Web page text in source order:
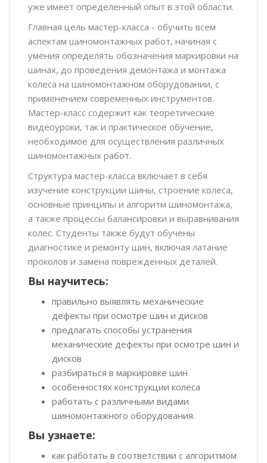
уже имеет определенный опыт в этой области.
Главная цель мастер-класса - обучить всем
аспектам шиномонтажных работ, начиная с
умения определять обозначения маркировки на
шинах, до проведения демонтажа и монтажа
колеса на шиномонтажном оборудовании, с
применением современных инструментов.
Мастер-класс содержит как теоретические
видеоуроки, так и практическое обучение,
необходимое для осуществления различных
шиномонтажных работ.
Структура мастер-класса включает в себя
изучение конструкции шины, строение колеса,
основные принципы и алгоритм шиномонтажа,
а также процессы балансировки и выравнивания
колес. Студенты также будут обучены
диагностике и ремонту шин, включая латание
проколов и замена поврежденных деталей.
Вы научитесь:
правильно выявлять механические
дефекты при осмотре шин и дисков
предлагать способы устранения
механические дефекты при осмотре шин и
дисков
разбираться в маркировке шин
особенностях конструкции колеса
работать с различными видами
шиномонтажного оборудования.
Вы узнаете:
как работать в соответствии с алгоритмом